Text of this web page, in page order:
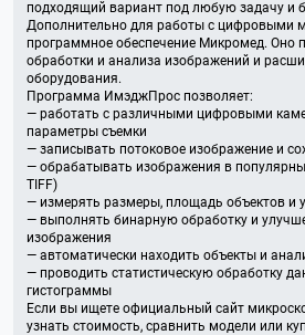
подходящий вариант под любую задачу и
Дополнительно для работы с цифровыми
программное обеспечение Микромед. Оно
обработки и анализа изображений и
оборудования.
Программа ИмэджПрос позволяет:
— работать с различными цифровыми
параметры съемки
— записывать потоковое изображение и
— обрабатывать изображения в
TIFF)
— измерять размеры, площадь объектов и
— выполнять бинарную обработку и
изображения
— автоматически находить объекты и
— проводить статистическую обработку
гистограммы
Если вы ищете официальный сайт
узнать стоимость, сравнить модели или